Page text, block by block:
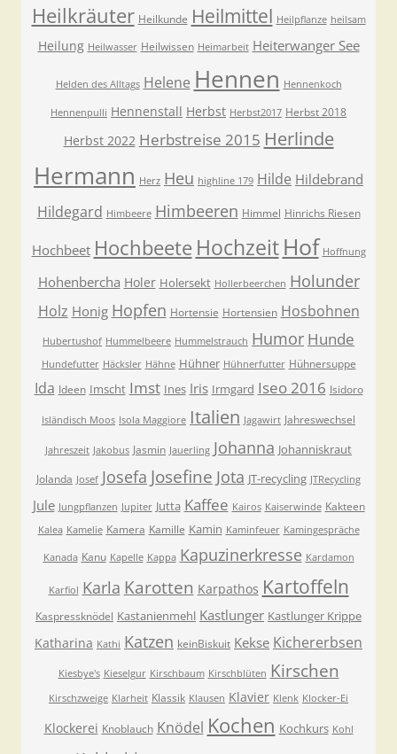
Heilkräuter Heilkunde Heilmittel Heilpflanze heilsam
Heilung Heilwasser Heilwissen Heimarbeit Heiterwanger See
Helden des Alltags Helene Hennen Hennenkoch
Hennenpulli Hennenstall Herbst Herbst2017 Herbst 2018
Herbst 2022 Herbstreise 2015 Herlinde
Hermann Herz Heu highline 179 Hilde Hildebrand
Hildegard Himbeere Himbeeren Himmel Hinrichs Riesen
Hochbeet Hochbeete Hochzeit Hof Hoffnung
Hohenbercha Holer Holersekt Hollerbeerchen Holunder
Holz Honig Hopfen Hortensie Hortensien Hosbohnen
Hubertushof Hummelbeere Hummelstrauch Humor Hunde
Hundefutter Häcksler Hähne Hühner Hühnerfutter Hühnersuppe
Ida Ideen Imscht Imst Ines Iris Irmgard Iseo 2016 Isidoro
Isländisch Moos Isola Maggiore Italien Jagawirt Jahreswechsel
Jahreszeit Jakobus Jasmin Jauerling Johanna Johanniskraut
Jolanda Josef Josefa Josefine Jota JT-recycling JTRecycling
Jule Jungpflanzen Jupiter Jutta Kaffee Kairos Kaiserwinde Kakteen
Kalea Kamelie Kamera Kamille Kamin Kaminfeuer Kamingespräche
Kanada Kanu Kapelle Kappa Kapuzinerkresse Kardamon
Karfiol Karla Karotten Karpathos Kartoffeln
Kaspressknödel Kastanienmehl Kastlunger Kastlunger Krippe
Katharina Kathi Katzen keinBiskuit Kekse Kichererbsen
Kiesbye's Kieselgur Kirschbaum Kirschblüten Kirschen
Kirschzweige Klarheit Klassik Klausen Klavier Klenk Klocker-Ei
Klockerei Knoblauch Knödel Kochen Kochkurs Kohl